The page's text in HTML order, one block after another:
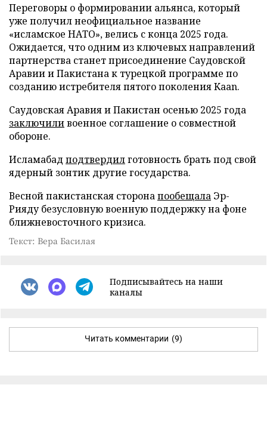
Переговоры о формировании альянса, который
уже получил неофициальное название
«исламское НАТО», велись с конца 2025 года.
Ожидается, что одним из ключевых направлений
партнерства станет присоединение Саудовской
Аравии и Пакистана к турецкой программе по
созданию истребителя пятого поколения Kaan.
Саудовская Аравия и Пакистан осенью 2025 года
заключиливоенное соглашение о совместной
обороне.
Исламабад подтвердилготовность брать под свой
ядерный зонтик другие государства.
Весной пакистанская сторонапообещала Эр-
Рияду безусловную военную поддержку на фоне
ближневосточного кризиса.
Текст: Вера Басилая
Подписывайтесь на наши
каналы
Читать комментарии (9)